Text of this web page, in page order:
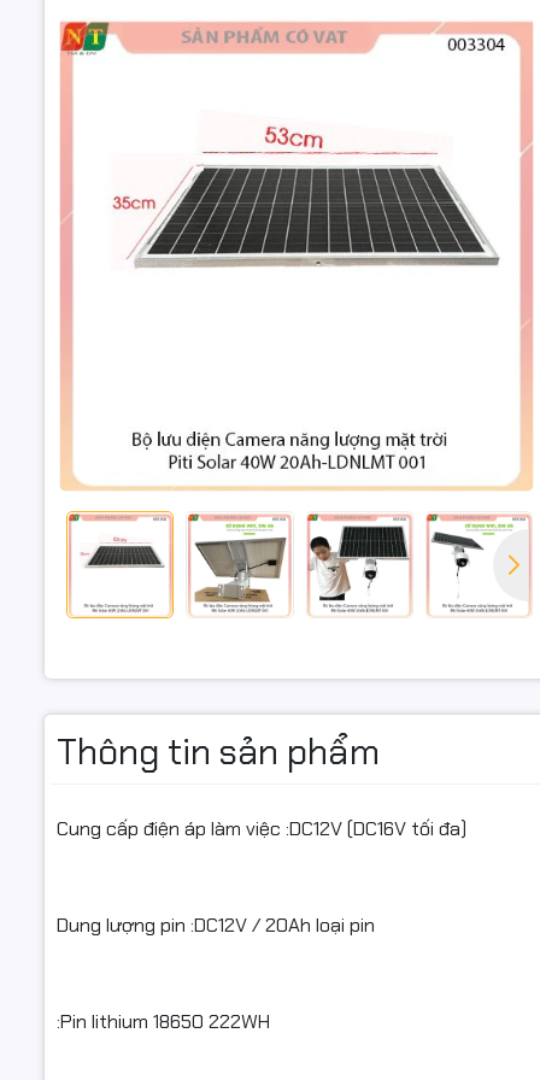
Thông tin sản phẩm
Cung cấp điện áp làm việc :DC12V (DC16V tối đa)
Dung lượng pin :DC12V / 20Ah loại pin
:Pin lithium 18650 222WH
Cung cấp
Dung
:Pin lithium
Lý
Bảng điều
Giá đỡ
Cảm ơn
Tất cả